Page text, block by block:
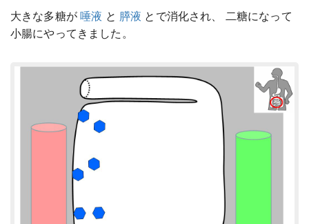
大きな多糖が唾液 と 膵液 とで消化され、 二糖になって
小腸にやってきました。